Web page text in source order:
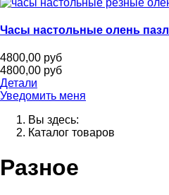
Часы настольные олень пазл
4800,00 руб
4800,00 руб
Детали
Уведомить меня
Вы здесь:
Каталог товаров
Разное